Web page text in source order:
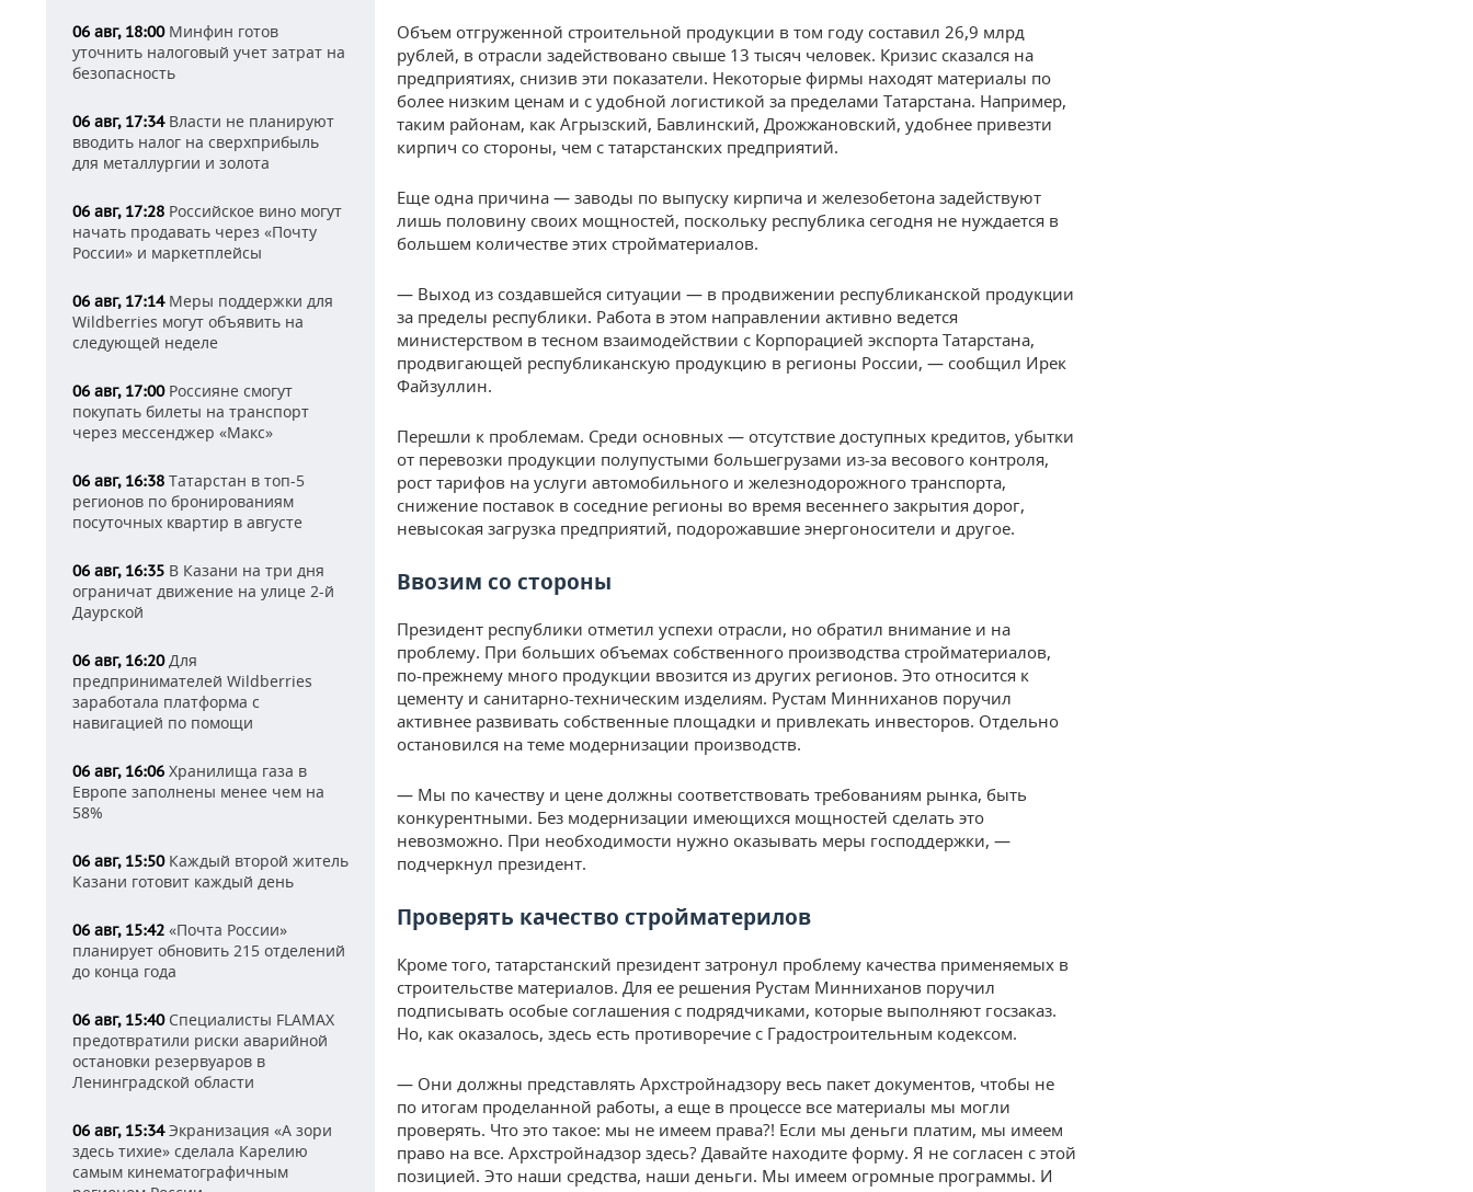
06 авг, 18:00Минфин готов
уточнить налоговый учет затрат на
безопасность
06 авг, 17:34Власти не планируют
вводить налог на сверхприбыль
для металлургии и золота
06 авг, 17:28 Российское вино могут
начать продавать через «Почту
России» и маркетплейсы
06 авг, 17:14Меры поддержки для
Wildberries могут объявить на
следующей неделе
06 авг, 17:00Россияне смогут
покупать билеты на транспорт
через мессенджер «Макс»
06 авг, 16:38 Татарстан в топ-5
регионов по бронированиям
посуточных квартир в августе
06 авг, 16:35 В Казани на три дня
ограничат движение на улице 2-й
Даурской
06 авг, 16:20Для
предпринимателей Wildberries
заработала платформа с
навигацией по помощи
06 авг, 16:06 Хранилища газа в
Европе заполнены менее чем на
58%
06 авг, 15:50Каждый второй житель
Казани готовит каждый день
06 авг, 15:42 «Почта России»
планирует обновить 215 отделений
до конца года
06 авг, 15:40Специалисты FLAMAX
предотвратили риски аварийной
остановки резервуаров в
Ленинградской области
06 авг, 15:34Экранизация «А зори
здесь тихие» сделала Карелию
самым кинематографичным
Объем отгруженной строительной продукции в том году составил 26,9 млрд
рублей, в отрасли задействовано свыше 13 тысяч человек. Кризис сказался на
предприятиях, снизив эти показатели. Некоторые фирмы находят материалы по
более низким ценам и с удобной логистикой за пределами Татарстана. Например,
таким районам, как Агрызский, Бавлинский, Дрожжановский, удобнее привезти
кирпич со стороны, чем с татарстанских предприятий.
Еще одна причина — заводы по выпуску кирпича и железобетона задействуют
лишь половину своих мощностей, поскольку республика сегодня не нуждается в
большем количестве этих стройматериалов.
— Выход из создавшейся ситуации — в продвижении республиканской продукции
за пределы республики. Работа в этом направлении активно ведется
министерством в тесном взаимодействии с Корпорацией экспорта Татарстана,
продвигающей республиканскую продукцию в регионы России, — сообщил Ирек
Файзуллин.
Перешли к проблемам. Среди основных — отсутствие доступных кредитов, убытки
от перевозки продукции полупустыми большегрузами из-за весового контроля,
рост тарифов на услуги автомобильного и железнодорожного транспорта,
снижение поставок в соседние регионы во время весеннего закрытия дорог,
невысокая загрузка предприятий, подорожавшие энергоносители и другое.
Ввозим со стороны
Президент республики отметил успехи отрасли, но обратил внимание и на
проблему. При больших объемах собственного производства стройматериалов,
по-прежнему много продукции ввозится из других регионов. Это относится к
цементу и санитарно-техническим изделиям. Рустам Минниханов поручил
активнее развивать собственные площадки и привлекать инвесторов. Отдельно
остановился на теме модернизации производств.
— Мы по качеству и цене должны соответствовать требованиям рынка, быть
конкурентными. Без модернизации имеющихся мощностей сделать это
невозможно. При необходимости нужно оказывать меры господдержки, —
подчеркнул президент.
Проверять качество стройматерилов
Кроме того, татарстанский президент затронул проблему качества применяемых в
строительстве материалов. Для ее решения Рустам Минниханов поручил
подписывать особые соглашения с подрядчиками, которые выполняют госзаказ.
Но, как оказалось, здесь есть противоречие с Градостроительным кодексом.
— Они должны представлять Архстройнадзору весь пакет документов, чтобы не
по итогам проделанной работы, а еще в процессе все материалы мы могли
проверять. Что это такое: мы не имеем права?! Если мы деньги платим, мы имеем
право на все. Архстройнадзор здесь? Давайте находите форму. Я не согласен с этой
позицией. Это наши средства, наши деньги. Мы имеем огромные программы. И